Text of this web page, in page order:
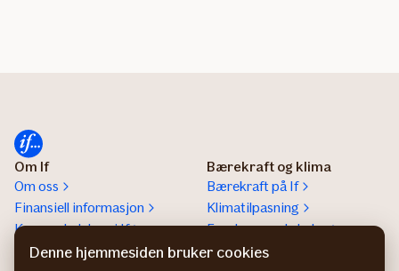
Om If
Om oss
Finansiell informasjon
Konsernledelsen i If
If helps a lot report
Bærekraft og klima
Bærekraft på If
Klimatilpasning
Forebyggende helse
Denne hjemmesiden bruker cookies